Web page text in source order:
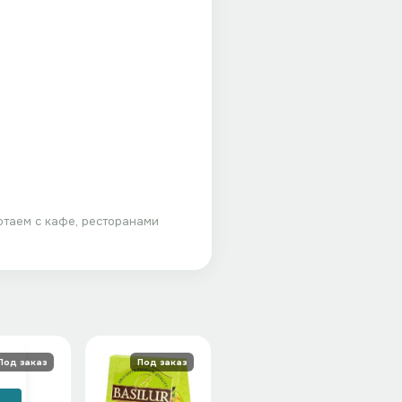
с кафе, ресторанами
заказ Под заказ